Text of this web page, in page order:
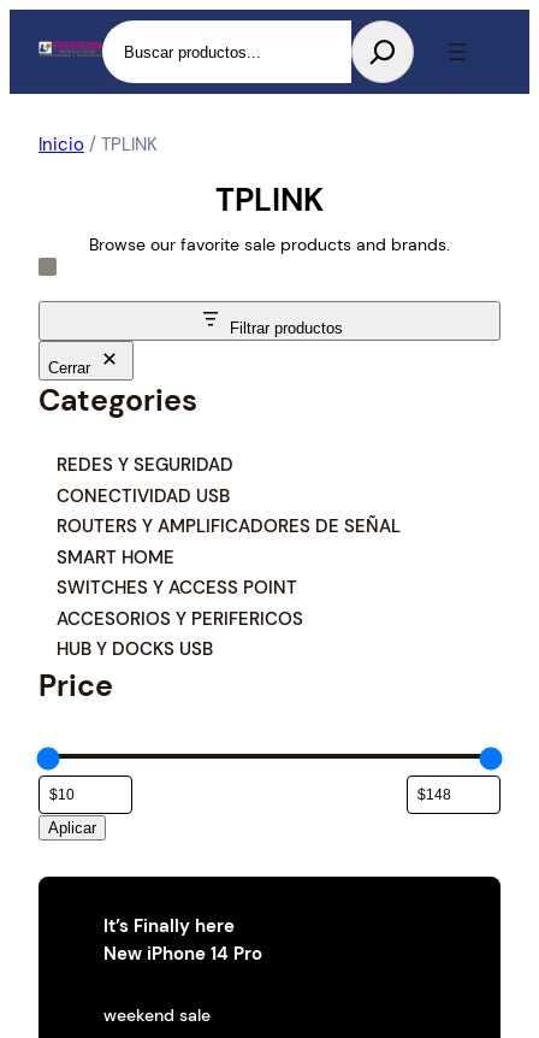
Buscar
Inicio / TPLINK
TPLINK
Browse our favorite sale products and brands.
Filtrar productos
Cerrar
Categories
a
REDES Y SEGURIDAD
CONECTIVIDAD USB
ROUTERS Y AMPLIFICADORES DE SEÑAL
SMART HOME
SWITCHES Y ACCESS POINT
ACCESORIOS Y PERIFERICOS
HUB Y DOCKS USB
Price
Aplicar
It’s Finally here
New iPhone 14 Pro
weekend sale